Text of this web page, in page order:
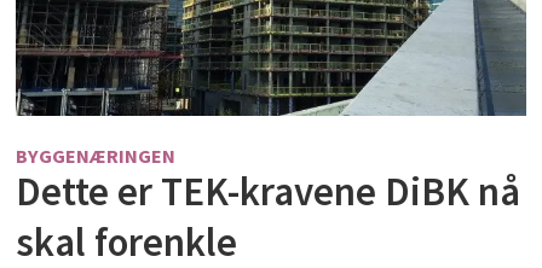
BYGGENÆRINGEN
Dette er TEK-kravene DiBK nå
skal forenkle